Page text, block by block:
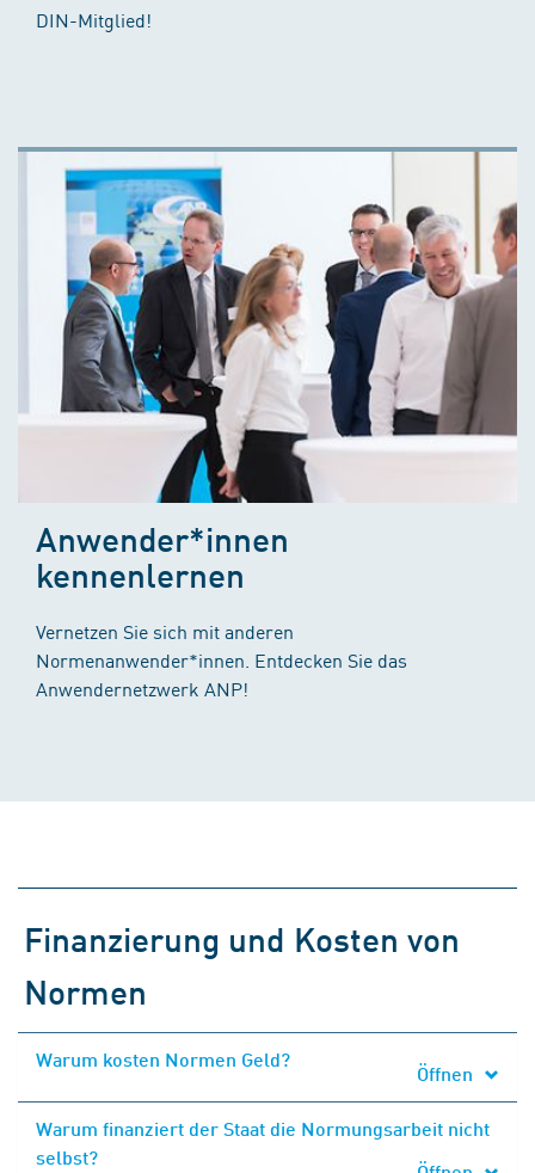
DIN-Mitglied!
Anwender*innen
kennenlernen
Vernetzen Sie sich mit anderen
Normenanwender*innen. Entdecken Sie das
Anwendernetzwerk ANP!
Finanzierung und Kosten von
Normen
Warum kosten Normen Geld?
Öffnen
Warum finanziert der Staat die Normungsarbeit nicht
selbst?